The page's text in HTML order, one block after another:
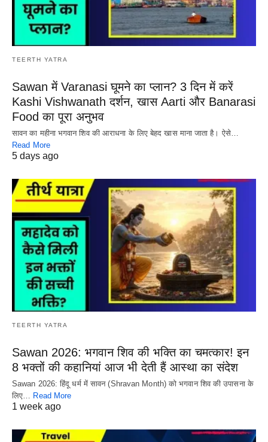
TEERTH YATRA
Sawan में Varanasi घूमने का प्लान? 3 दिन में करें
Kashi Vishwanath दर्शन, खास Aarti और Banarasi
Food का पूरा अनुभव
सावन का महीना भगवान शिव की आराधना के लिए बेहद खास माना जाता है। ऐसे…
Read More
5 days ago
TEERTH YATRA
Sawan 2026: भगवान शिव की भक्ति का चमत्कार! इन
8 भक्तों की कहानियां आज भी देती हैं आस्था का संदेश
Sawan 2026: हिंदू धर्म में सावन (Shravan Month) को भगवान शिव की उपासना के
लिए… Read More
1 week ago